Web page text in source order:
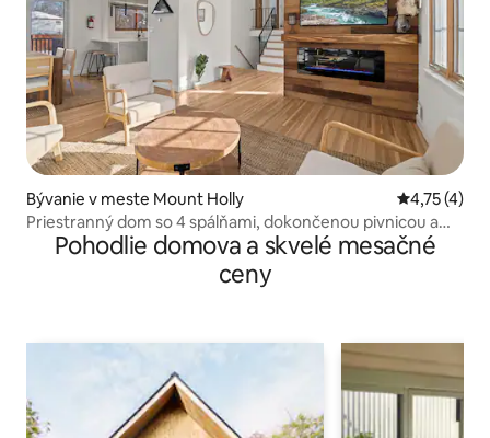
Bývanie v meste Mount Holly Priemerné
4,75 (4)
Priestranný dom so 4 spálňami, dokončenou pivnicou a
garážou
Pohodlie domova a skvelé mesačné
ceny